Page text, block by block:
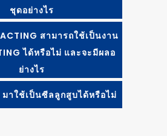
ชุดอย่างไร
สามารถใช้เป็นงาน
ได้หรือไม่ และจะมีผลอ
ย่างไร
าใช้เป็นซีลลูกสูบได้หรือไม่